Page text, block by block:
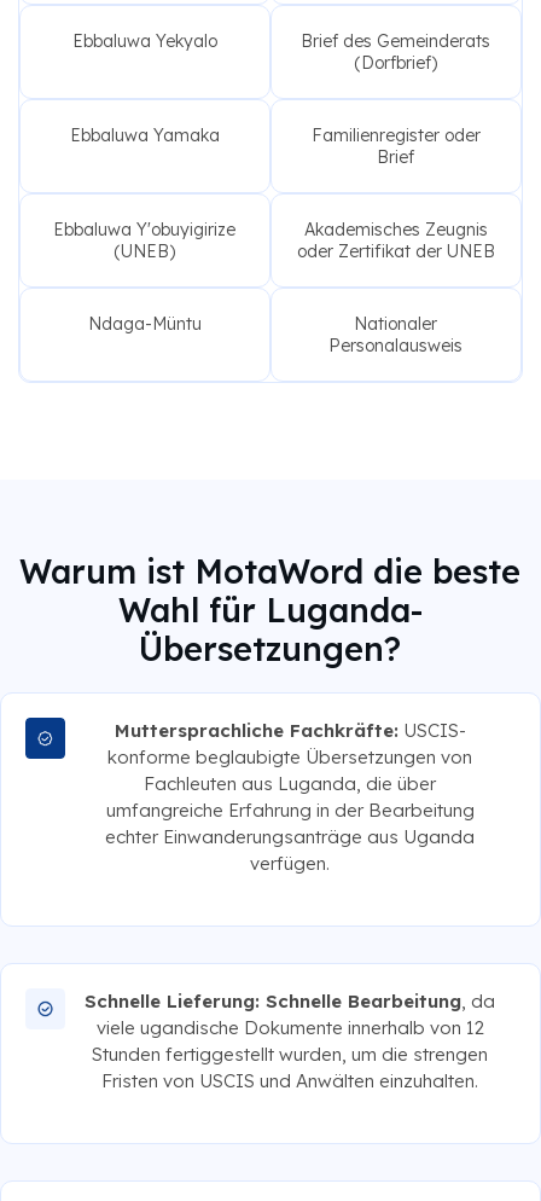
Ebbaluwa Yekyalo
Brief des Gemeinderats
(Dorfbrief)
Ebbaluwa Yamaka
Familienregister oder
Brief
Ebbaluwa Y'obuyigirize
(UNEB)
Akademisches Zeugnis
oder Zertifikat der UNEB
Ndaga-Müntu
Nationaler
Personalausweis
Warum ist MotaWord die beste
Wahl für Luganda-
Übersetzungen?
Muttersprachliche Fachkräfte: USCIS-
konforme beglaubigte Übersetzungen von
Fachleuten aus Luganda, die über
umfangreiche Erfahrung in der Bearbeitung
echter Einwanderungsanträge aus Uganda
verfügen.
Schnelle Lieferung: Schnelle Bearbeitung, da
viele ugandische Dokumente innerhalb von 12
Stunden fertiggestellt wurden, um die strengen
Fristen von USCIS und Anwälten einzuhalten.